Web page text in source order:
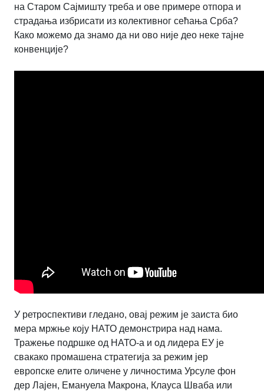
на Старом Сајмишту треба и ове примере отпора и
страдања избрисати из колективног сећања Срба?
Како можемо да знамо да ни ово није део неке тајне
конвенције?
У ретроспективи гледано, овај режим је заиста био
мера мржње коју НАТО демонстрира над нама.
Тражење подршке од НАТО-а и од лидера ЕУ је
свакако промашена стратегија за режим јер
европске елите оличене у личностима Урсуле фон
дер Лајен, Емануела Макрона, Клауса Шваба или